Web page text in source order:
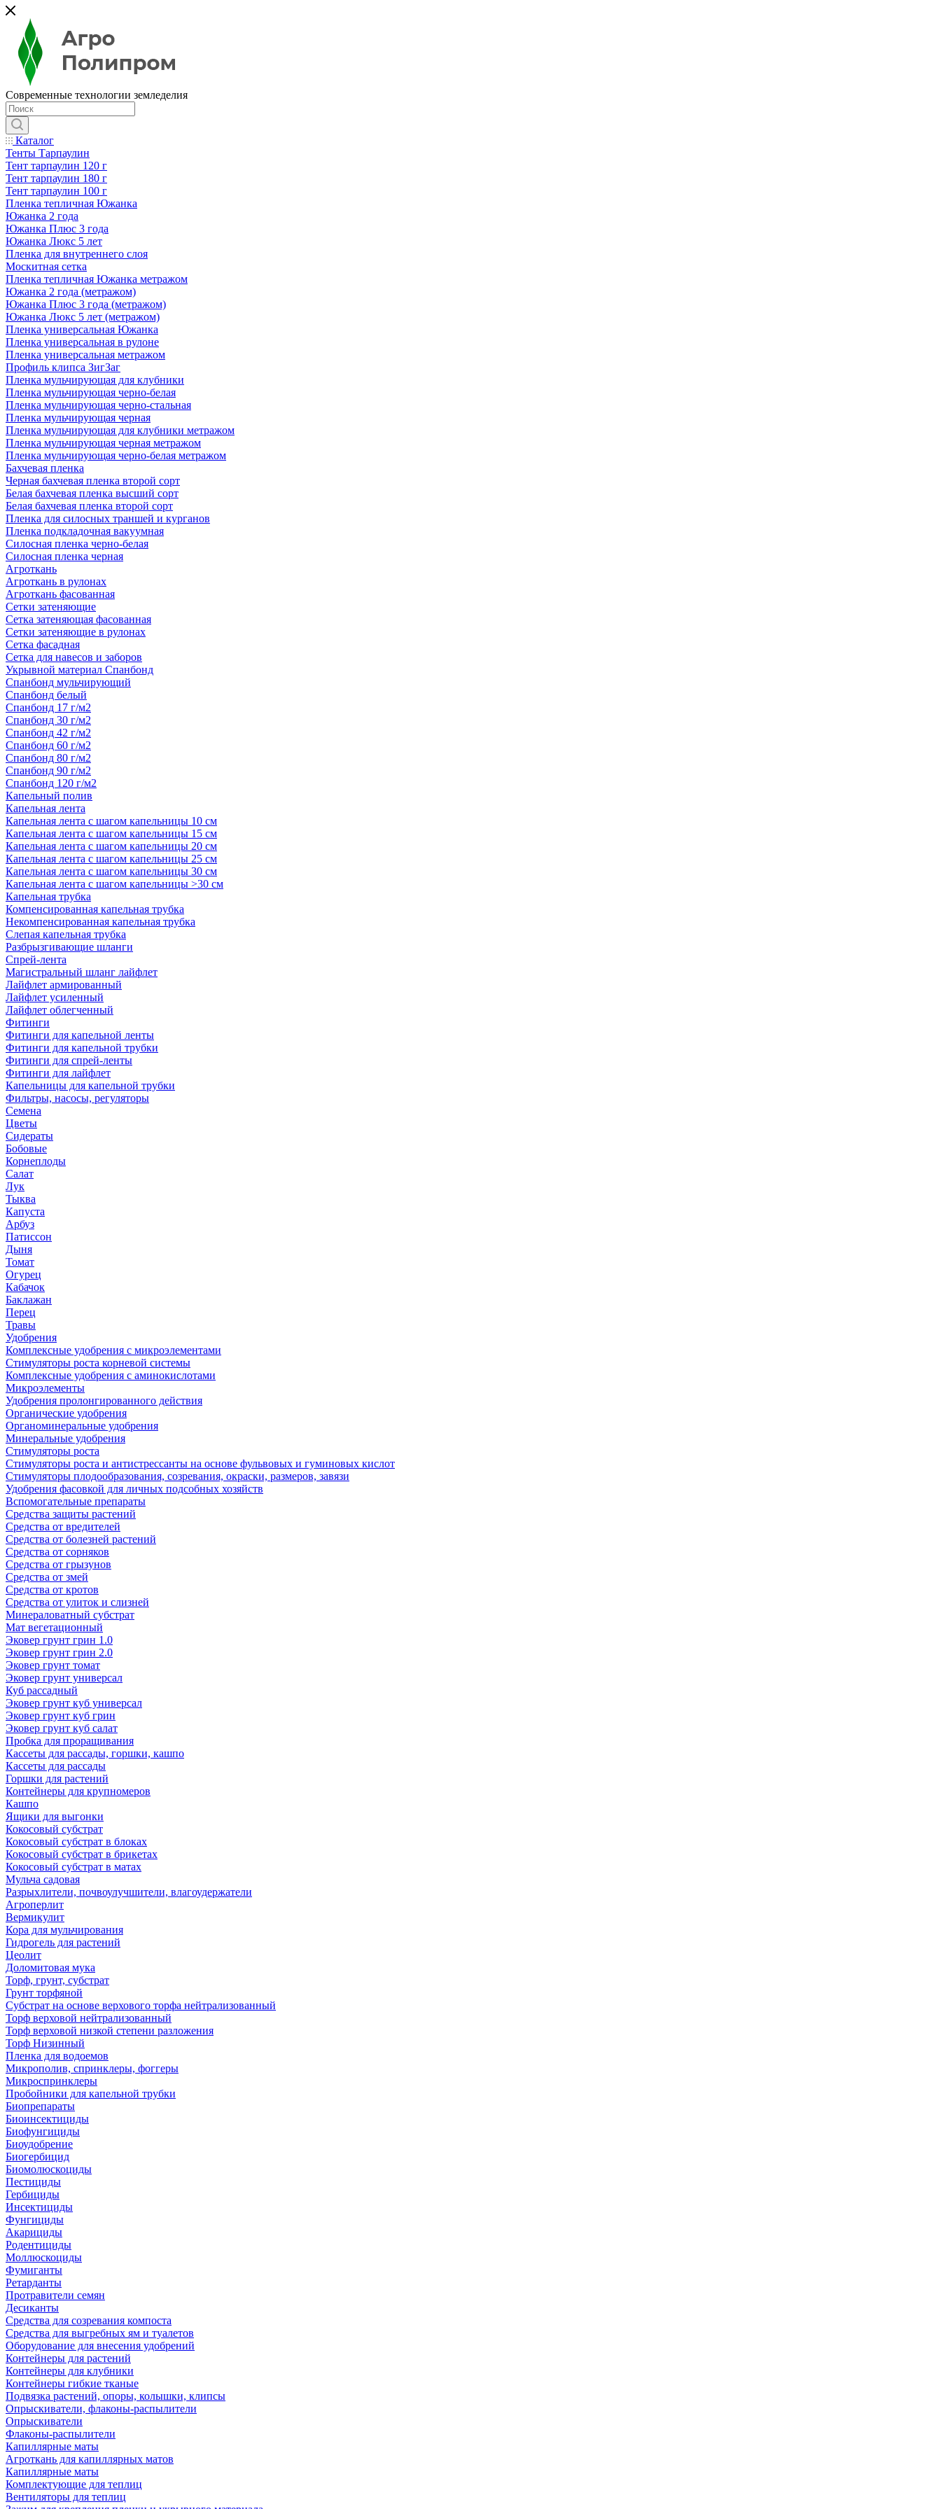
Современные технологии земледелия
Каталог
Тенты Тарпаулин
Тент тарпаулин 120 г
Тент тарпаулин 180 г
Тент тарпаулин 100 г
Пленка тепличная Южанка
Южанка 2 года
Южанка Плюс 3 года
Южанка Люкс 5 лет
Пленка для внутреннего слоя
Москитная сетка
Пленка тепличная Южанка метражом
Южанка 2 года (метражом)
Южанка Плюс 3 года (метражом)
Южанка Люкс 5 лет (метражом)
Пленка универсальная Южанка
Пленка универсальная в рулоне
Пленка универсальная метражом
Профиль клипса ЗигЗаг
Пленка мульчирующая для клубники
Пленка мульчирующая черно-белая
Пленка мульчирующая черно-стальная
Пленка мульчирующая черная
Пленка мульчирующая для клубники метражом
Пленка мульчирующая черная метражом
Пленка мульчирующая черно-белая метражом
Бахчевая пленка
Черная бахчевая пленка второй сорт
Белая бахчевая пленка высший сорт
Белая бахчевая пленка второй сорт
Пленка для силосных траншей и курганов
Пленка подкладочная вакуумная
Силосная пленка черно-белая
Силосная пленка черная
Агроткань
Агроткань в рулонах
Агроткань фасованная
Сетки затеняющие
Сетка затеняющая фасованная
Сетки затеняющие в рулонах
Сетка фасадная
Сетка для навесов и заборов
Укрывной материал Спанбонд
Спанбонд мульчирующий
Спанбонд белый
Спанбонд 17 г/м2
Спанбонд 30 г/м2
Спанбонд 42 г/м2
Спанбонд 60 г/м2
Спанбонд 80 г/м2
Спанбонд 90 г/м2
Спанбонд 120 г/м2
Капельный полив
Капельная лента
Капельная лента с шагом капельницы 10 см
Капельная лента с шагом капельницы 15 см
Капельная лента с шагом капельницы 20 см
Капельная лента с шагом капельницы 25 см
Капельная лента с шагом капельницы 30 см
Капельная лента с шагом капельницы >30 см
Капельная трубка
Компенсированная капельная трубка
Некомпенсированная капельная трубка
Слепая капельная трубка
Разбрызгивающие шланги
Спрей-лента
Магистральный шланг лайфлет
Лайфлет армированный
Лайфлет усиленный
Лайфлет облегченный
Фитинги
Фитинги для капельной ленты
Фитинги для капельной трубки
Фитинги для спрей-ленты
Фитинги для лайфлет
Капельницы для капельной трубки
Фильтры, насосы, регуляторы
Семена
Цветы
Сидераты
Бобовые
Корнеплоды
Салат
Лук
Тыква
Капуста
Арбуз
Патиссон
Дыня
Томат
Огурец
Кабачок
Баклажан
Перец
Травы
Удобрения
Комплексные удобрения с микроэлементами
Стимуляторы роста корневой системы
Комплексные удобрения с аминокислотами
Микроэлементы
Удобрения пролонгированного действия
Органические удобрения
Органоминеральные удобрения
Минеральные удобрения
Стимуляторы роста
Стимуляторы роста и антистрессанты на основе фульвовых и гуминовых кислот
Стимуляторы плодообразования, созревания, окраски, размеров, завязи
Удобрения фасовкой для личных подсобных хозяйств
Вспомогательные препараты
Средства защиты растений
Средства от вредителей
Средства от болезней растений
Средства от сорняков
Средства от грызунов
Средства от змей
Средства от кротов
Средства от улиток и слизней
Минераловатный субстрат
Мат вегетационный
Эковер грунт грин 1.0
Эковер грунт грин 2.0
Эковер грунт томат
Эковер грунт универсал
Куб рассадный
Эковер грунт куб универсал
Эковер грунт куб грин
Эковер грунт куб салат
Пробка для проращивания
Кассеты для рассады, горшки, кашпо
Кассеты для рассады
Горшки для растений
Контейнеры для крупномеров
Кашпо
Ящики для выгонки
Кокосовый субстрат
Кокосовый субстрат в блоках
Кокосовый субстрат в брикетах
Кокосовый субстрат в матах
Мульча садовая
Разрыхлители, почвоулучшители, влагоудержатели
Агроперлит
Вермикулит
Кора для мульчирования
Гидрогель для растений
Цеолит
Доломитовая мука
Торф, грунт, субстрат
Грунт торфяной
Субстрат на основе верхового торфа нейтрализованный
Торф верховой нейтрализованный
Торф верховой низкой степени разложения
Торф Низинный
Пленка для водоемов
Микрополив, спринклеры, фоггеры
Микроспринклеры
Пробойники для капельной трубки
Биопрепараты
Биоинсектициды
Биофунгициды
Биоудобрение
Биогербицид
Биомолюскоциды
Пестициды
Гербициды
Инсектициды
Фунгициды
Акарициды
Родентициды
Моллюскоциды
Фумиганты
Ретарданты
Протравители семян
Десиканты
Средства для созревания компоста
Средства для выгребных ям и туалетов
Оборудование для внесения удобрений
Контейнеры для растений
Контейнеры для клубники
Контейнеры гибкие тканые
Подвязка растений, опоры, колышки, клипсы
Опрыскиватели, флаконы-распылители
Опрыскиватели
Флаконы-распылители
Капиллярные маты
Агроткань для капиллярных матов
Капиллярные маты
Комплектующие для теплиц
Вентиляторы для теплиц